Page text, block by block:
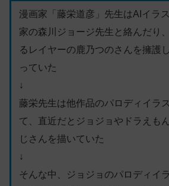
漫画家「藤栄道彦」先生はAIイラ
家の森川ジョージ先生と絡んだり
るレイヤーの鹿乃つのさんを擁護
っていた
↓
藤栄先生は他作品のパロディイラ
て、直近だとジョジョやドラえも
じさんを描いていた
↓
そんな中、ジョジョのパロディイ